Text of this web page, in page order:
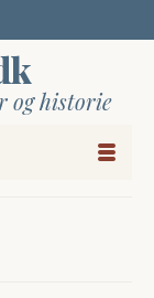
og historie